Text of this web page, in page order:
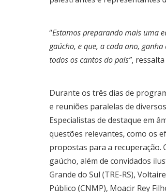
“Estamos preparando mais uma
gaúcho, e que, a cada ano,
todos os cantos do país”,
Durante os três dias de
e reuniões paralelas de
Especialistas de destaque em
questões relevantes, como os
propostas para a recuperação.
gaúcho, além de convidados
Grande do Sul (TRE-RS),
Público (CNMP), Moacir Rey